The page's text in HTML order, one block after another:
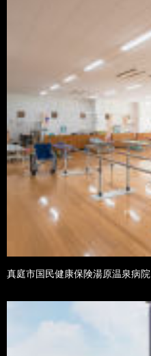
真庭市国民健康保険湯原温泉病院